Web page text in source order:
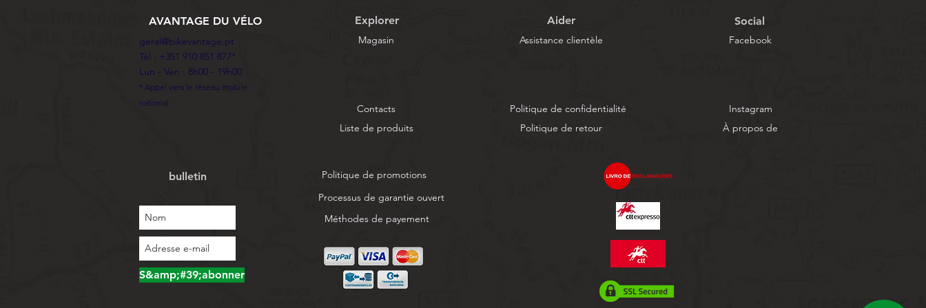
AVANTAGE DU VÉLO
geral@bikevantage.pt
Tél : +351 910 851 877*
Lun - Ven : 8h00 - 19h00
* Appel vers le réseau mobile
national
Explorer
Magasin
Contacts
Liste de produits
bulletin
S&amp;#39;abonner
Politique de promotions
Processus de garantie ouvert
Méthodes de payement
Aider
Assistance clientèle
Politique de confidentialité
Politique de retour
Social
Facebook
Instagram
À propos de